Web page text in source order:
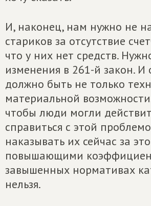
И, наконец, нам нужно не
стариков за отсутствие
что у них нет средств.
изменения в 261-й закон. И
должно быть не только
материальной
чтобы люди могли
справиться с этой
наказывать их сейчас за это
повышающими
завышенных нормативах
нельзя.